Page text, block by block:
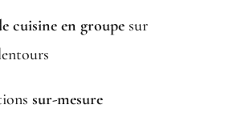
cuisine en groupesur
sur-mesure